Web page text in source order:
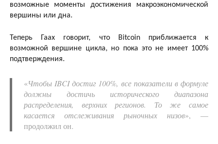
возможные моменты достижения макроэкономической
вершины или дна.
Теперь Гаах говорит, что Bitcoin приближается к
возможной вершине цикла, но пока это не имеет 100%
подтверждения.
«Чтобы IBCI достиг 100%, все показатели в формуле
должны достичь исторического диапазона
распределения, верхних регионов. То же самое
касается отслеживания рыночных низов», —
продолжил он.